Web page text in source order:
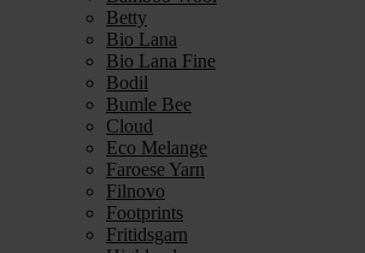
Betty
Bio Lana
Bio Lana Fine
Bodil
Bumle Bee
Cloud
Eco Melange
Faroese Yarn
Filnovo
Footprints
Fritidsgarn